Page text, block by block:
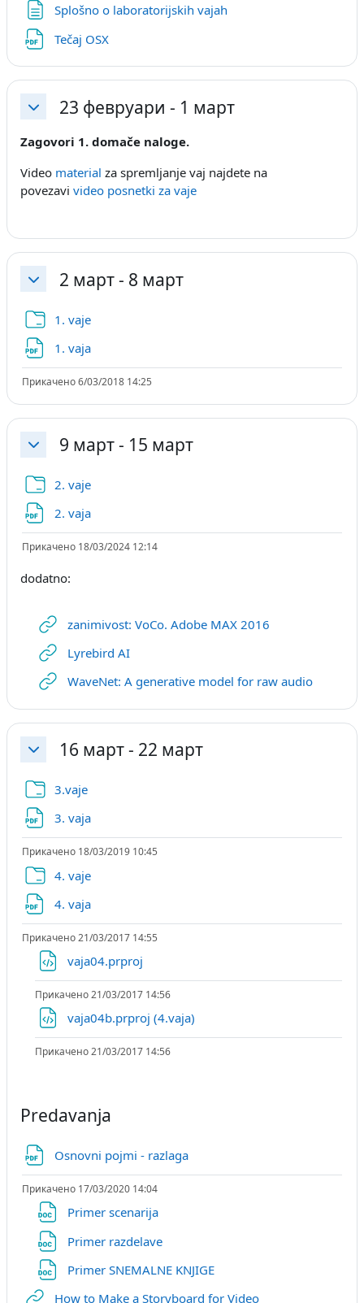
Splošno o laboratorijskih vajahPage
Tečaj OSX
Затвори23 февруари - 1 март
Zagovori 1. domače naloge.
Video material za spremljanje vaj najdete na
povezavi video posnetki za vaje
Затвори2 март - 8 март
1. vajeПапка
1. vaja
Прикачено 6/03/2018 14:25
Затвори9 март - 15 март
2. vajeПапка
2. vaja
Прикачено 18/03/2024 12:14
dodatno:
zanimivost: VoCo. Adobe MAX 2016URL
Lyrebird AIURL
WaveNet: A generative model for raw audioURL
Затвори16 март - 22 март
3.vajeПапка
3. vaja
Прикачено 18/03/2019 10:45
4. vajeПапка
4. vaja
Прикачено 21/03/2017 14:55
vaja04.prproj
Прикачено 21/03/2017 14:56
vaja04b.prproj (4.vaja)
Прикачено 21/03/2017 14:56
Predavanja
Osnovni pojmi - razlaga
Прикачено 17/03/2020 14:04
Primer scenarija
Primer razdelave
Primer SNEMALNE KNJIGE
How to Make a Storyboard for VideoURL